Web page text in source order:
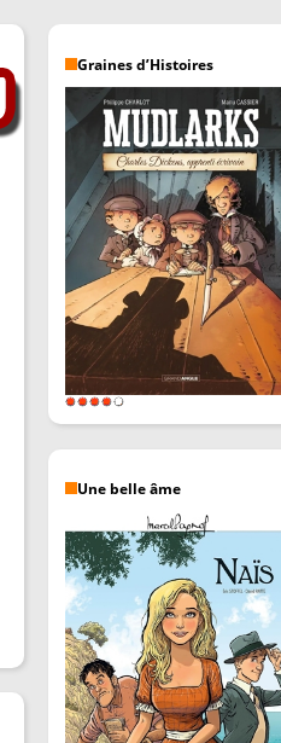
Graines d’Histoires
Une belle âme